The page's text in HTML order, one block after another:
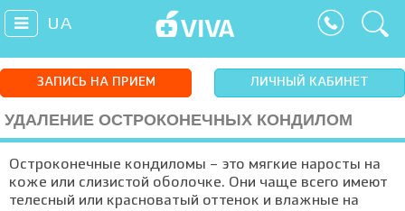
UA
ЗАПИСЬ НА ПРИЕМ ЛИЧНЫЙ КАБИНЕТ
УДАЛЕНИЕ ОСТРОКОНЕЧНЫХ КОНДИЛОМ
Остроконечные кондиломы – это мягкие наросты на
коже или слизистой оболочке. Они чаще всего имеют
телесный или красноватый оттенок и влажные на